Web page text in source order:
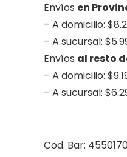
Envíos en
– A domicilio:
– A sucursal:
Envíos al resto
– A domicilio:
– A sucursal:
Cod. Bar: